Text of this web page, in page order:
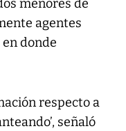
menores de
agentes
donde
respecto a
señaló